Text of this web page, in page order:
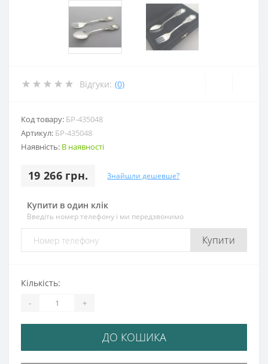
Відгуки: (0)
Код товару: БР-435048
Артикул: БР-435048
Наявність: В наявності
19 266 грн. Знайшли дешевше?
Купити в один клік
Введіть номер телефону і ми передзвонимо
Купити
Кількість:
- +
ДО КОШИКА